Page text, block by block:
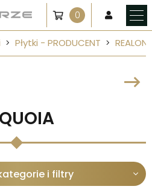
0
Płytki - PRODUCENT
i filtry